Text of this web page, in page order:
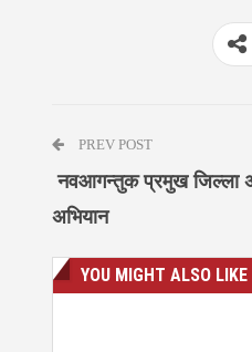
PREV POST
नवआगन्तुक प्रमुख जिल्ला
अभियान
YOU MIGHT ALSO LIKE